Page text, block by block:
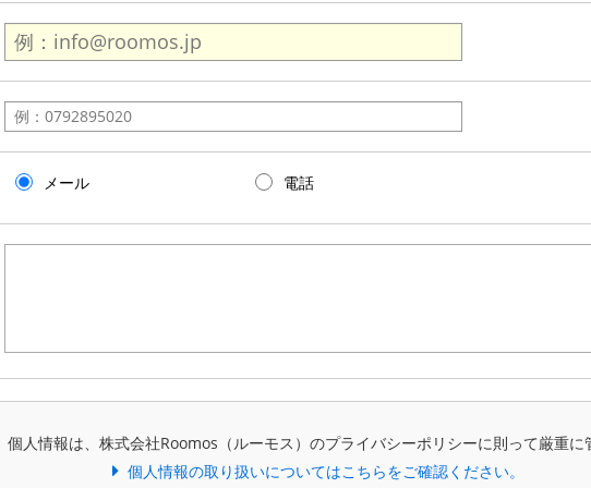
メール 電話
個人情報は、株式会社Roomos（ルーモス）のプライバシーポリシーに則って厳重に
個人情報の取り扱いについてはこちらをご確認ください。